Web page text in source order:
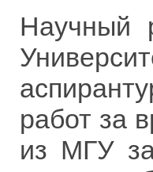
Научный
работ за
из МГУ